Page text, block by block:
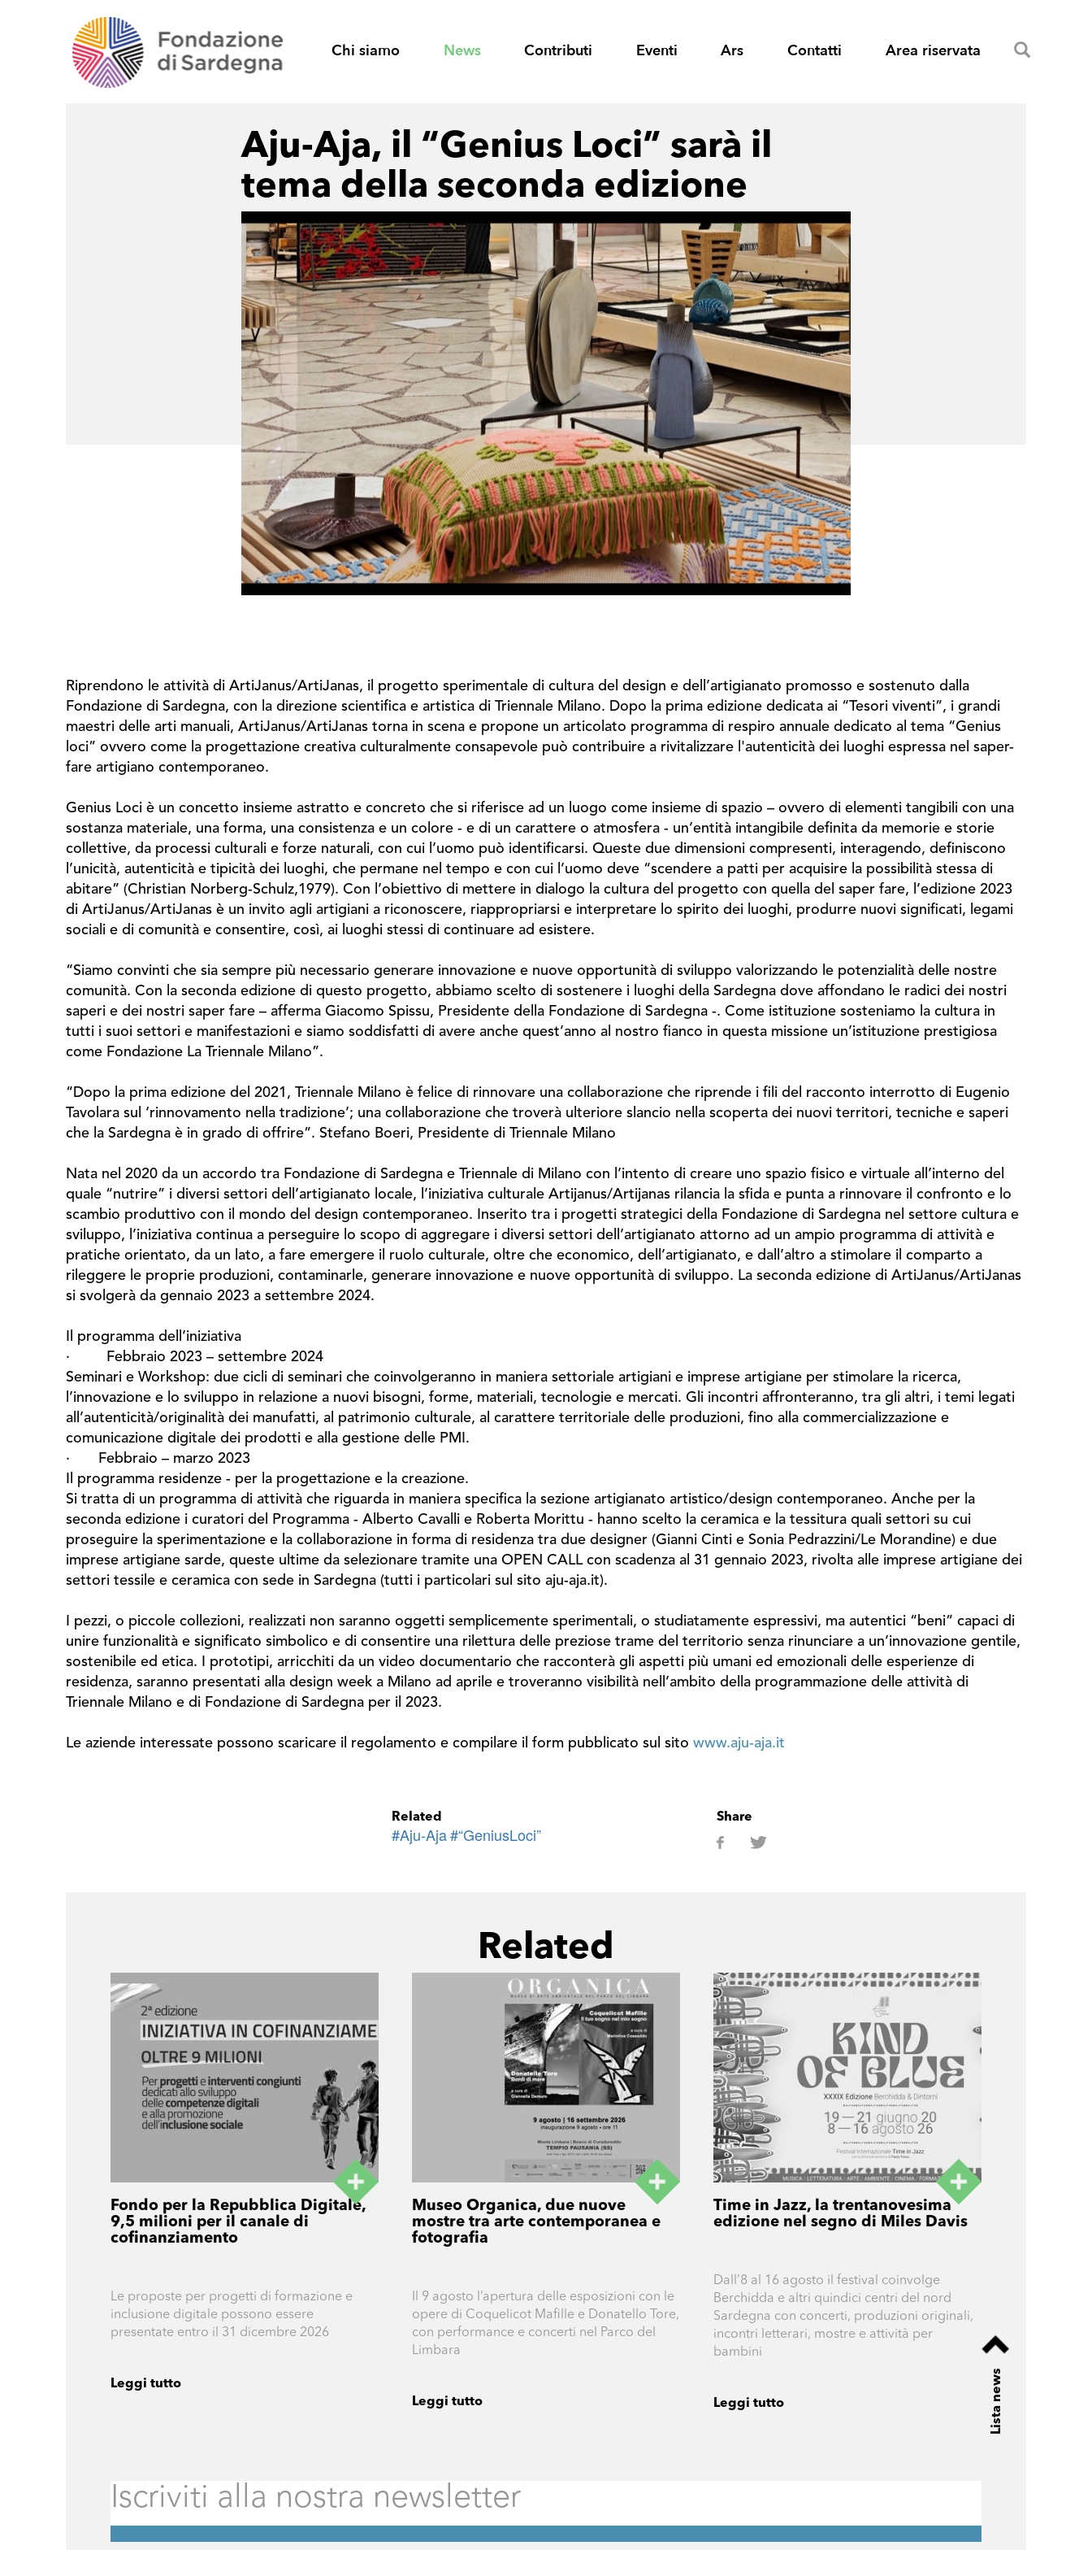
Chi siamo News Contributi Eventi Ars Contatti Area riservata
Aju-Aja, il “Genius Loci” sarà il
tema della seconda edizione
Riprendono le attività di ArtiJanus/ArtiJanas, il progetto sperimentale di cultura del design e dell’artigianato promosso e sostenuto dalla
Fondazione di Sardegna, con la direzione scientifica e artistica di Triennale Milano. Dopo la prima edizione dedicata ai “Tesori viventi”, i grandi
maestri delle arti manuali, ArtiJanus/ArtiJanas torna in scena e propone un articolato programma di respiro annuale dedicato al tema “Genius
loci” ovvero come la progettazione creativa culturalmente consapevole può contribuire a rivitalizzare l'autenticità dei luoghi espressa nel saper-
fare artigiano contemporaneo.
Genius Loci è un concetto insieme astratto e concreto che si riferisce ad un luogo come insieme di spazio – ovvero di elementi tangibili con una
sostanza materiale, una forma, una consistenza e un colore - e di un carattere o atmosfera - un’entità intangibile definita da memorie e storie
collettive, da processi culturali e forze naturali, con cui l’uomo può identificarsi. Queste due dimensioni compresenti, interagendo, definiscono
l’unicità, autenticità e tipicità dei luoghi, che permane nel tempo e con cui l’uomo deve “scendere a patti per acquisire la possibilità stessa di
abitare” (Christian Norberg-Schulz,1979). Con l’obiettivo di mettere in dialogo la cultura del progetto con quella del saper fare, l’edizione 2023
di ArtiJanus/ArtiJanas è un invito agli artigiani a riconoscere, riappropriarsi e interpretare lo spirito dei luoghi, produrre nuovi significati, legami
sociali e di comunità e consentire, così, ai luoghi stessi di continuare ad esistere.
“Siamo convinti che sia sempre più necessario generare innovazione e nuove opportunità di sviluppo valorizzando le potenzialità delle nostre
comunità. Con la seconda edizione di questo progetto, abbiamo scelto di sostenere i luoghi della Sardegna dove affondano le radici dei nostri
saperi e dei nostri saper fare – afferma Giacomo Spissu, Presidente della Fondazione di Sardegna -. Come istituzione sosteniamo la cultura in
tutti i suoi settori e manifestazioni e siamo soddisfatti di avere anche quest’anno al nostro fianco in questa missione un’istituzione prestigiosa
come Fondazione La Triennale Milano”.
“Dopo la prima edizione del 2021, Triennale Milano è felice di rinnovare una collaborazione che riprende i fili del racconto interrotto di Eugenio
Tavolara sul ‘rinnovamento nella tradizione’; una collaborazione che troverà ulteriore slancio nella scoperta dei nuovi territori, tecniche e saperi
che la Sardegna è in grado di offrire”. Stefano Boeri, Presidente di Triennale Milano
Nata nel 2020 da un accordo tra Fondazione di Sardegna e Triennale di Milano con l’intento di creare uno spazio fisico e virtuale all’interno del
quale “nutrire” i diversi settori dell’artigianato locale, l’iniziativa culturale Artijanus/Artijanas rilancia la sfida e punta a rinnovare il confronto e lo
scambio produttivo con il mondo del design contemporaneo. Inserito tra i progetti strategici della Fondazione di Sardegna nel settore cultura e
sviluppo, l’iniziativa continua a perseguire lo scopo di aggregare i diversi settori dell’artigianato attorno ad un ampio programma di attività e
pratiche orientato, da un lato, a fare emergere il ruolo culturale, oltre che economico, dell’artigianato, e dall’altro a stimolare il comparto a
rileggere le proprie produzioni, contaminarle, generare innovazione e nuove opportunità di sviluppo. La seconda edizione di ArtiJanus/ArtiJanas
si svolgerà da gennaio 2023 a settembre 2024.
Il programma dell’iniziativa
· Febbraio 2023 – settembre 2024
Seminari e Workshop: due cicli di seminari che coinvolgeranno in maniera settoriale artigiani e imprese artigiane per stimolare la ricerca,
l’innovazione e lo sviluppo in relazione a nuovi bisogni, forme, materiali, tecnologie e mercati. Gli incontri affronteranno, tra gli altri, i temi legati
all’autenticità/originalità dei manufatti, al patrimonio culturale, al carattere territoriale delle produzioni, fino alla commercializzazione e
comunicazione digitale dei prodotti e alla gestione delle PMI.
· Febbraio – marzo 2023
Il programma residenze - per la progettazione e la creazione.
Si tratta di un programma di attività che riguarda in maniera specifica la sezione artigianato artistico/design contemporaneo. Anche per la
seconda edizione i curatori del Programma - Alberto Cavalli e Roberta Morittu - hanno scelto la ceramica e la tessitura quali settori su cui
proseguire la sperimentazione e la collaborazione in forma di residenza tra due designer (Gianni Cinti e Sonia Pedrazzini/Le Morandine) e due
imprese artigiane sarde, queste ultime da selezionare tramite una OPEN CALL con scadenza al 31 gennaio 2023, rivolta alle imprese artigiane dei
settori tessile e ceramica con sede in Sardegna (tutti i particolari sul sito aju-aja.it).
I pezzi, o piccole collezioni, realizzati non saranno oggetti semplicemente sperimentali, o studiatamente espressivi, ma autentici “beni” capaci di
unire funzionalità e significato simbolico e di consentire una rilettura delle preziose trame del territorio senza rinunciare a un’innovazione gentile,
sostenibile ed etica. I prototipi, arricchiti da un video documentario che racconterà gli aspetti più umani ed emozionali delle esperienze di
residenza, saranno presentati alla design week a Milano ad aprile e troveranno visibilità nell’ambito della programmazione delle attività di
Triennale Milano e di Fondazione di Sardegna per il 2023.
Le aziende interessate possono scaricare il regolamento e compilare il form pubblicato sul sito www.aju-aja.it
Related
#Aju-Aja#“GeniusLoci”
Share
Related
Fondo per la Repubblica Digitale,
9,5 milioni per il canale di
cofinanziamento
Le proposte per progetti di formazione e
inclusione digitale possono essere
presentate entro il 31 dicembre 2026
Leggi tutto
Museo Organica, due nuove
mostre tra arte contemporanea e
fotografia
Il 9 agosto l’apertura delle esposizioni con le
opere di Coquelicot Mafille e Donatello Tore,
con performance e concerti nel Parco del
Limbara
Leggi tutto
Time in Jazz, la trentanovesima
edizione nel segno di Miles Davis
Dall’8 al 16 agosto il festival coinvolge
Berchidda e altri quindici centri del nord
Sardegna con concerti, produzioni originali,
incontri letterari, mostre e attività per
bambini
Leggi tutto Lista news